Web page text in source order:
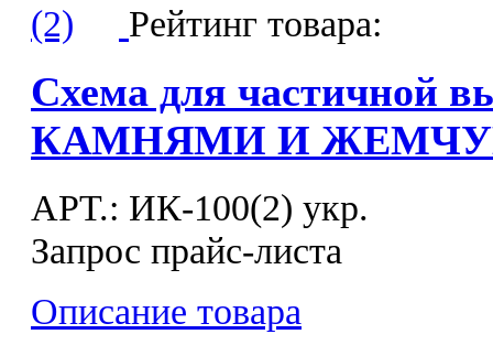
Рейтинг товара:
Схема для частичной
КАМНЯМИ И
APT.: ИК-100(2) укр.
Запрос прайс-листа
Описание товара